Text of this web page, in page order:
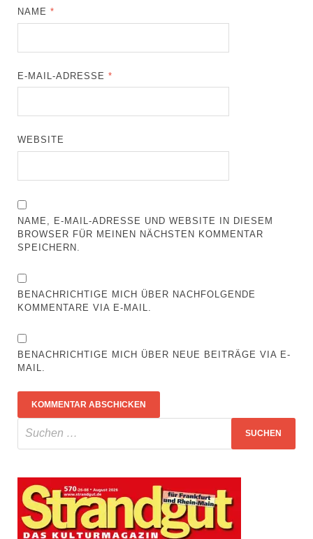
NAME*
E-MAIL-ADRESSE*
WEBSITE
NAME, E-MAIL-ADRESSE UND WEBSITE IN DIESEM
BROWSER FÜR MEINEN NÄCHSTEN KOMMENTAR
SPEICHERN.
BENACHRICHTIGE MICH ÜBER NACHFOLGENDE
KOMMENTARE VIA E-MAIL.
BENACHRICHTIGE MICH ÜBER NEUE BEITRÄGE VIA E-
MAIL.